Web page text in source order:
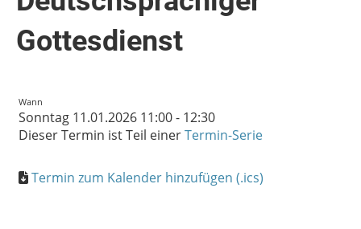
Gottesdienst
Wann
Sonntag 11.01.2026 11:00 - 12:30
Dieser Termin ist Teil einerTermin-Serie
Termin zum Kalender hinzufügen (.ics)